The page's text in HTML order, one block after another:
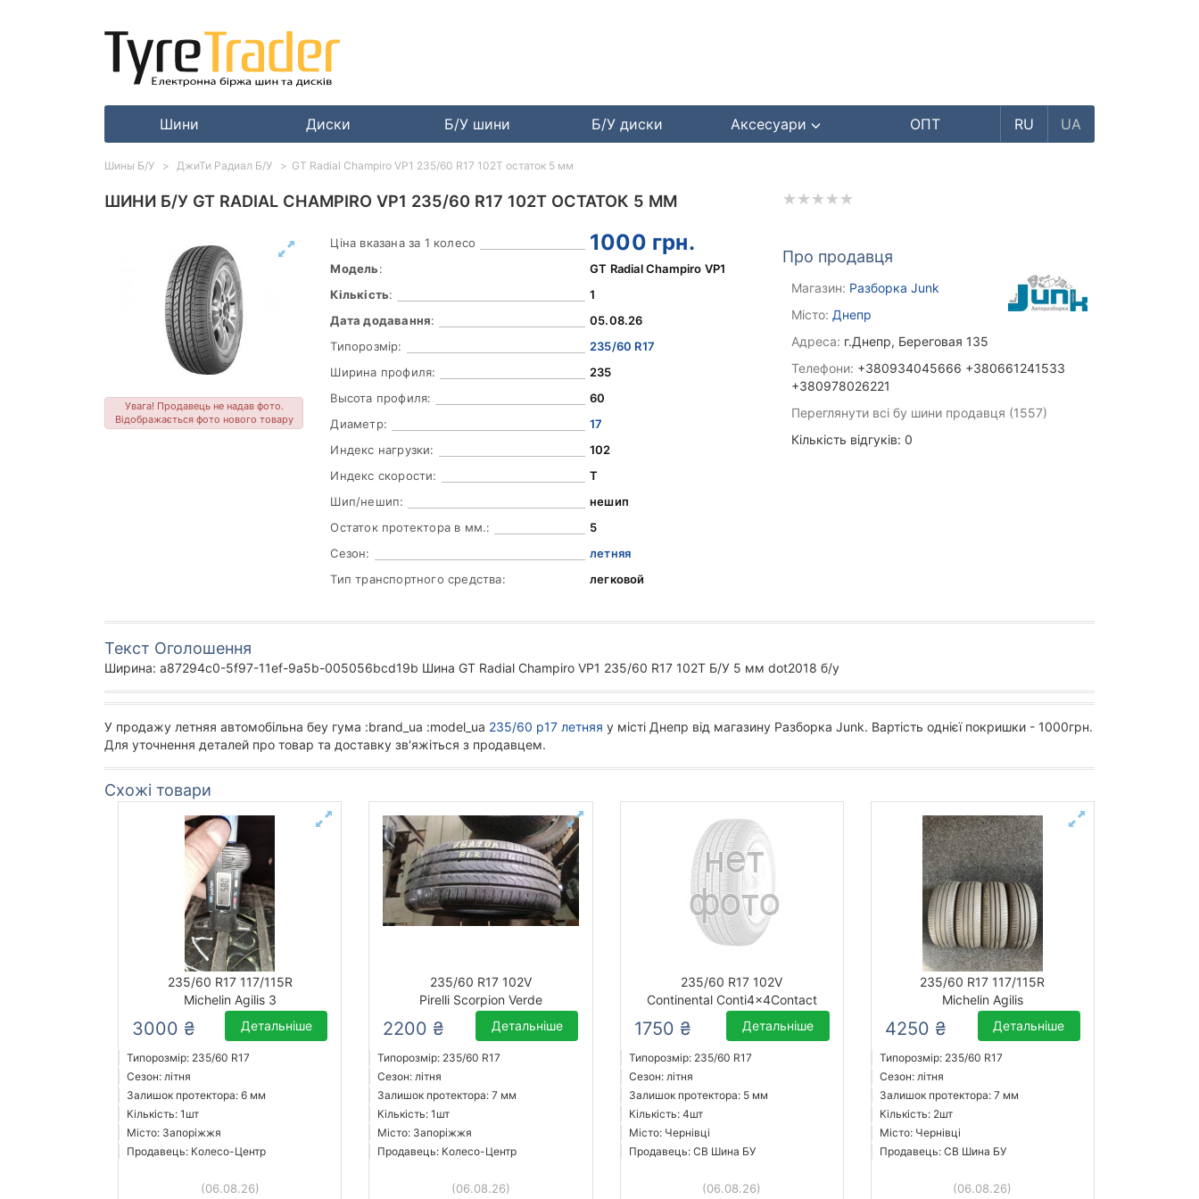
Шини Диски Б/У шини Б/У диски Аксесуари ОПТ RU UA
ШИНИ Б/У GT RADIAL CHAMPIRO VP1 235/60 R17 102T ОСТАТОК 5 ММ
Увага! Продавець не надав фото.
Відображається фото нового товару
Ціна вказана за 1 колесо 1000 грн.
Модель:
GT Radial Champiro VP1
Кількість:
1
Дата додавання:
05.08.26
Типорозмір:
235/60 R17
Ширина профиля:
235
Высота профиля:
60
Диаметр:
17
Индекс нагрузки:
102
Индекс скорости:
T
Шип/нешип:
нешип
Остаток протектора в мм.:
5
Сезон:
летняя
Тип транспортного средства:
легковой
Про продавця
Магазин: Разборка Junk
Місто: Днепр
Адреса: г.Днепр, Береговая 135
Телефони: +380934045666 +380661241533
+380978026221
Переглянути всі бу шини продавця (1557)
Кількість відгуків: 0
Текст Оголошення
Ширина: a87294c0-5f97-11ef-9a5b-005056bcd19b Шина GT Radial Champiro VP1 235/60 R17 102T Б/У 5 мм dot2018 б/у
У продажу летняя автомобільна беу гума :brand_ua :model_ua 235/60 р17 летняя у місті Днепр від магазину Разборка Junk. Вартість однієї покришки - 1000грн.
Для уточнення деталей про товар та доставку зв'яжіться з продавцем.
Схожі товари
235/60 R17 117/115R
Michelin Agilis 3
3000 ₴ Детальніше
Типорозмір: 235/60 R17
Сезон: літня
Залишок протектора: 6 мм
Кількість: 1шт
Місто: Запоріжжя
Продавець: Колесо-Центр
(06.08.26)
235/60 R17 102V
Pirelli Scorpion Verde
2200 ₴ Детальніше
Типорозмір: 235/60 R17
Сезон: літня
Залишок протектора: 7 мм
Кількість: 1шт
Місто: Запоріжжя
Продавець: Колесо-Центр
(06.08.26)
235/60 R17 102V
Continental Conti4x4Contact
1750 ₴ Детальніше
Типорозмір: 235/60 R17
Сезон: літня
Залишок протектора: 5 мм
Кількість: 4шт
Місто: Чернівці
Продавець: СВ Шина БУ
(06.08.26)
235/60 R17 117/115R
Michelin Agilis
4250 ₴ Детальніше
Типорозмір: 235/60 R17
Сезон: літня
Залишок протектора: 7 мм
Кількість: 2шт
Місто: Чернівці
Продавець: СВ Шина БУ
(06.08.26)
Шины Б/У ДжиТи Радиал Б/У GT Radial Champiro VP1 235/60 R17 102T остаток 5 мм